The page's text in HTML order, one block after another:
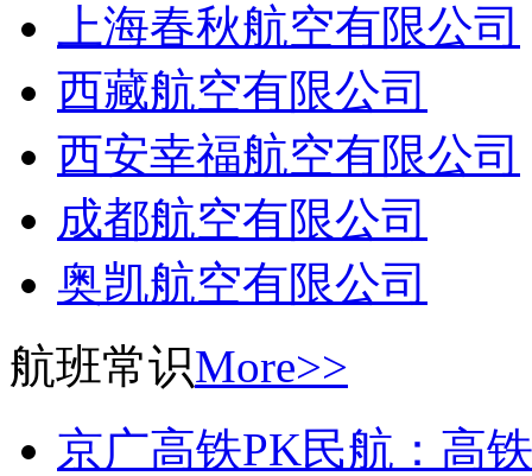
上海春秋航空有限公司
西藏航空有限公司
西安幸福航空有限公司
成都航空有限公司
奥凯航空有限公司
航班常识More>>
京广高铁PK民航：高